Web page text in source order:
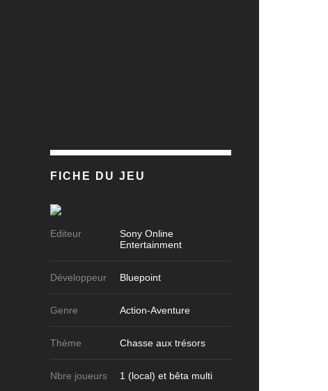
FICHE DU JEU
Editeur
Sony Online
Entertainment
Développeur Bluepoint
Genre Action-Aventure
Thème Chasse aux trésors
Nbre joueurs 1 (local) et bêta multi